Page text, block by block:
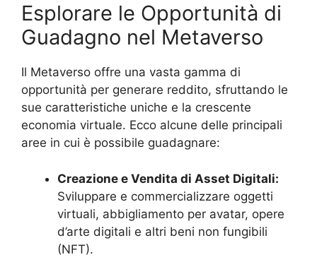
Esplorare le Opportunità di
Guadagno nel Metaverso
Il Metaverso offre una vasta gamma di
opportunità per generare reddito, sfruttando le
sue caratteristiche uniche e la crescente
economia virtuale. Ecco alcune delle principali
aree in cui è possibile guadagnare:
Creazione e Vendita di Asset Digitali:
Sviluppare e commercializzare oggetti
virtuali, abbigliamento per avatar, opere
d’arte digitali e altri beni non fungibili
(NFT).